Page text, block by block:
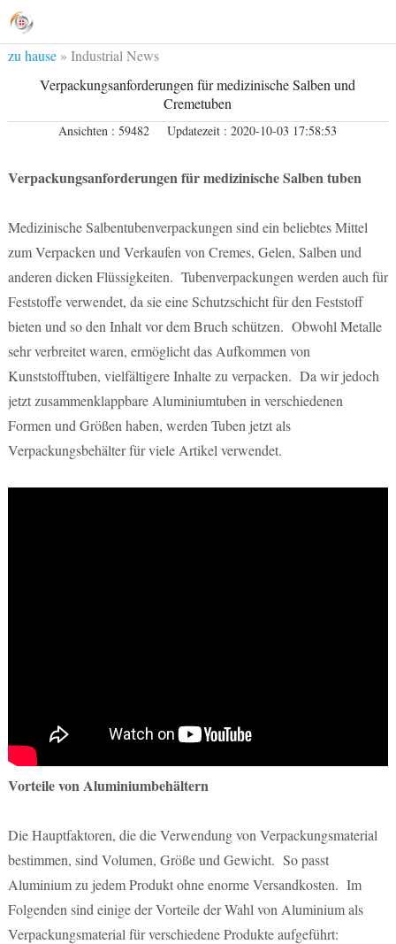
zu hause» Industrial News
Verpackungsanforderungen für medizinische Salben und
Cremetuben
Ansichten : 59482 Updatezeit : 2020-10-03 17:58:53
Verpackungsanforderungen für medizinische Salben tuben
Medizinische Salbentubenverpackungen sind ein beliebtes Mittel
zum Verpacken und Verkaufen von Cremes, Gelen, Salben und
anderen dicken Flüssigkeiten. Tubenverpackungen werden auch für
Feststoffe verwendet, da sie eine Schutzschicht für den Feststoff
bieten und so den Inhalt vor dem Bruch schützen. Obwohl Metalle
sehr verbreitet waren, ermöglicht das Aufkommen von
Kunststofftuben, vielfältigere Inhalte zu verpacken. Da wir jedoch
jetzt zusammenklappbare Aluminiumtuben in verschiedenen
Formen und Größen haben, werden Tuben jetzt als
Verpackungsbehälter für viele Artikel verwendet.
Vorteile von Aluminiumbehältern
Die Hauptfaktoren, die die Verwendung von Verpackungsmaterial
bestimmen, sind Volumen, Größe und Gewicht. So passt
Aluminium zu jedem Produkt ohne enorme Versandkosten. Im
Folgenden sind einige der Vorteile der Wahl von Aluminium als
Verpackungsmaterial für verschiedene Produkte aufgeführt: